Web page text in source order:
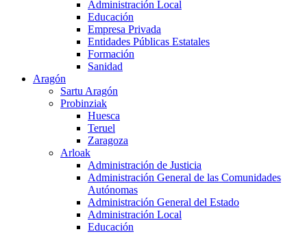
Administración Local
Educación
Empresa Privada
Entidades Públicas Estatales
Formación
Sanidad
Aragón
Sartu Aragón
Probinziak
Huesca
Teruel
Zaragoza
Arloak
Administración de Justicia
Administración General de las Comunidades
Autónomas
Administración General del Estado
Administración Local
Educación